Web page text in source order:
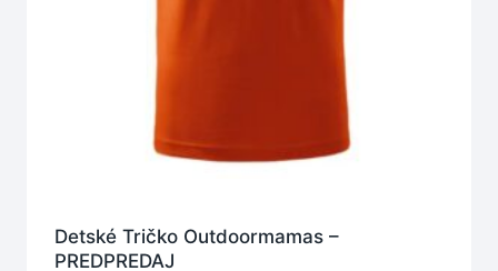
Detské Tričko Outdoormamas –
PREDPREDAJ